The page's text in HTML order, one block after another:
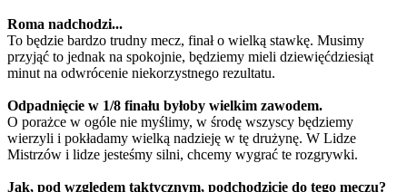
Roma nadchodzi...
To będzie bardzo trudny mecz, finał o wielką stawkę. Musimy
przyjąć to jednak na spokojnie, będziemy mieli dziewięćdziesiąt
minut na odwrócenie niekorzystnego rezultatu.
Odpadnięcie w 1/8 finału byłoby wielkim zawodem.
O porażce w ogóle nie myślimy, w środę wszyscy będziemy
wierzyli i pokładamy wielką nadzieję w tę drużynę. W Lidze
Mistrzów i lidze jesteśmy silni, chcemy wygrać te rozgrywki.
Jak, pod względem taktycznym, podchodzicie do tego meczu?